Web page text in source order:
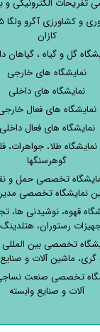
تفریحات الکترونیکی و
کازان
گل و گیاه ، گیاهان
نمایشگاه های خارجی
نمایشگاه های داخلی
نمایشگاه های فعال
نمایشگاه های فعال داخلی
طلا، جواهرات،
گوهرسنگها
تخصصی حمل و
نمایشگاه تخصصی
قهوه، نوشیدنی ها،
رستوران،
تخصصی بین المللی
گری، ماشین آلات و
تخصصی صنعت
آلات و صنایع وابسته